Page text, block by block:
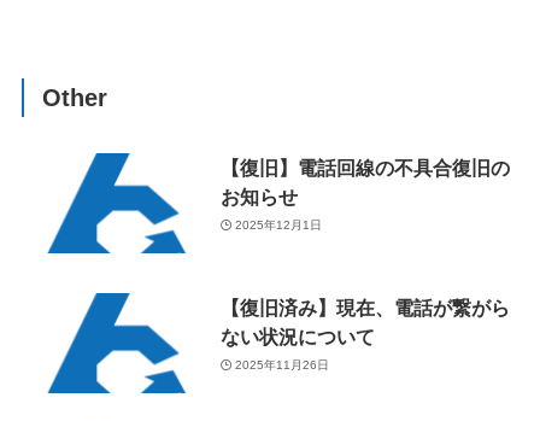
Other
【復旧】電話回線の不具合復旧の
お知らせ
2025年12月1日
【復旧済み】現在、電話が繋がら
ない状況について
2025年11月26日